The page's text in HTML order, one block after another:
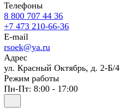
Телефоны
8 800 707 44 36
+7 473 210-66-36
E-mail
rsoek@ya.ru
Адрес
ул. Красный Октябрь, д. 2-Б/4
Режим работы
Пн-Пт: 8:00 - 17:00